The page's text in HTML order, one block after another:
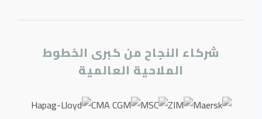
شركاء النجاح من كبرى الخطوط
الملاحية العالمية